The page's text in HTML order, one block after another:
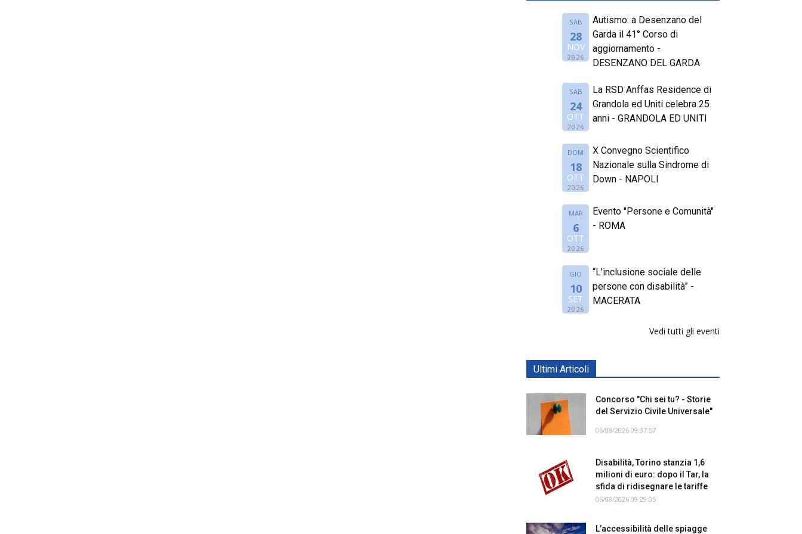
SAB
28
NOV
2026
Autismo: a Desenzano del
Garda il 41° Corso di
aggiornamento -
DESENZANO DEL GARDA
SAB
24
OTT
2026
La RSD Anffas Residence di
Grandola ed Uniti celebra 25
anni - GRANDOLA ED UNITI
DOM
18
OTT
2026
X Convegno Scientifico
Nazionale sulla Sindrome di
Down - NAPOLI
MAR
6
OTT
2026
Evento "Persone e Comunità"
- ROMA
GIO
10
SET
2026
“L’inclusione sociale delle
persone con disabilità” -
MACERATA
Vedi tutti gli eventi
Ultimi Articoli
Concorso "Chi sei tu? - Storie
del Servizio Civile Universale"
06/08/2026 09:37:57
Disabilità, Torino stanzia 1,6
milioni di euro: dopo il Tar, la
sfida di ridisegnare le tariffe
06/08/2026 09:29:05
L’accessibilità delle spiagge